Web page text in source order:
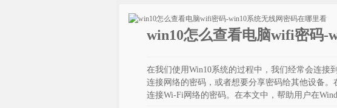
win10怎么查看电脑wifi密码-
在我们使用Win10系统的过程中，我们经常会连接
连接网络的密码，或者想要分享密码给其他设备
连接Wi-Fi网络的密码。在本文中，帮助用户在